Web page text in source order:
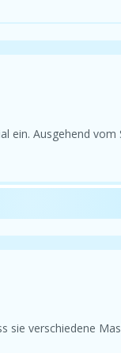
Ausgehend
verschiedene